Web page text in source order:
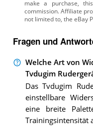
Fragen und
Welche Art von
Tvdugim
Das Tvdugim
einstellbare
eine breite
Trainingsintensität